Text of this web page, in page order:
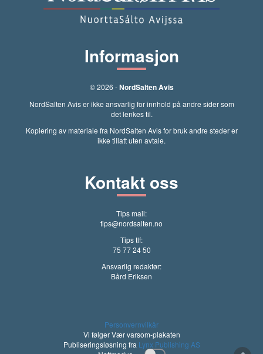
Informasjon
© 2026 -NordSalten Avis
NordSalten Avis er ikke ansvarlig for innhold på andre sider som
det lenkes til.
Kopiering av materiale fra NordSalten Avis for bruk andre steder er
ikke tillatt uten avtale.
Kontakt oss
Tips mail:
tips@nordsalten.no
Tips tlf:
75 77 24 50
Ansvarlig redaktør:
Bård Eriksen
Personvernvilkår
Vi følger Vær varsom-plakaten
Publiseringsløsning fra Lynx Publishing AS